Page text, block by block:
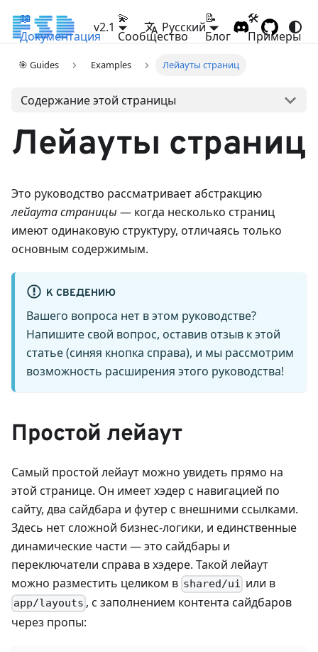
📖
Документация
💫
Сообщество
📝
Блог
🛠
Примеры
v2.1 Русский
🎯 Guides Examples Лейауты страниц
Содержание этой страницы
Лейауты страниц
Это руководство рассматривает абстракцию
лейаута страницы — когда несколько страниц
имеют одинаковую структуру, отличаясь только
основным содержимым.
К СВЕДЕНИЮ
Вашего вопроса нет в этом руководстве?
Напишите свой вопрос, оставив отзыв к этой
статье (синяя кнопка справа), и мы рассмотрим
возможность расширения этого руководства!
Простой лейаут
Самый простой лейаут можно увидеть прямо на
этой странице. Он имеет хэдер с навигацией по
сайту, два сайдбара и футер с внешними ссылками.
Здесь нет сложной бизнес-логики, и единственные
динамические части — это сайдбары и
переключатели справа в хэдере. Такой лейаут
можно разместить целиком в shared/ui или в
app/layouts , с заполнением контента сайдбаров
через пропы: